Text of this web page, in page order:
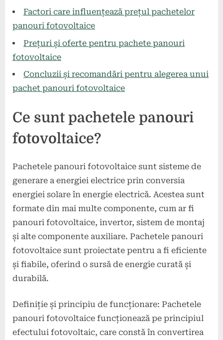
Factori care influențează prețul pachetelor
panouri fotovoltaice
Prețuri și oferte pentru pachete panouri
fotovoltaice
Concluzii și recomandări pentru alegerea unui
pachet panouri fotovoltaice
Ce sunt pachetele panouri
fotovoltaice?
Pachetele panouri fotovoltaice sunt sisteme de
generare a energiei electrice prin conversia
energiei solare în energie electrică. Acestea sunt
formate din mai multe componente, cum ar fi
panouri fotovoltaice, invertor, sistem de montaj
și alte componente auxiliare. Pachetele panouri
fotovoltaice sunt proiectate pentru a fi eficiente
și fiabile, oferind o sursă de energie curată și
durabilă.
Definiție și principiu de funcționare: Pachetele
panouri fotovoltaice funcționează pe principiul
efectului fotovoltaic, care constă în convertirea